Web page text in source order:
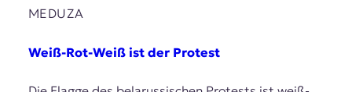
MEDUZA
Weiß-Rot-Weiß ist der Protest